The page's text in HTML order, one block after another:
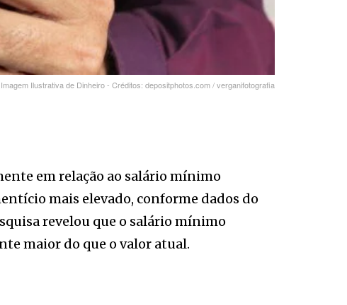
Imagem Ilustrativa de Dinheiro - Créditos: depositphotos.com / verganifotografia
em relação ao salário mínimo
mais elevado, conforme dados do
revelou que o salário mínimo
maior do que o valor atual.